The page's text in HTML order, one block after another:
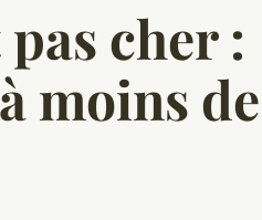
cher :
moins de